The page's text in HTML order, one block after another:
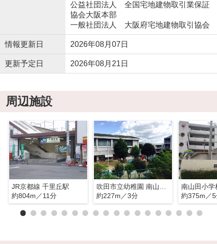
公益社団法人 全国宅地建物取引業保証
協会大阪本部
一般社団法人 大阪府宅地建物取引協会
情報更新日 2026年08月07日
更新予定日 2026年08月21日
周辺施設
JR京都線 千里丘駅
約804m／11分
約227m／3分
南山田小学
約375m／